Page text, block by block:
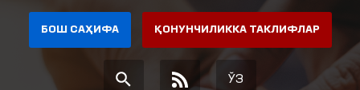
БОШ САҲИФА ҚОНУНЧИЛИККА ТАКЛИФЛАР
ЎЗ